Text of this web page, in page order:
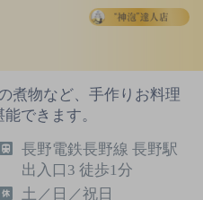
煮物など、手作りお料理
できます。
長野電鉄長野線 長野駅
出入口3 徒歩1分
土／日／祝日